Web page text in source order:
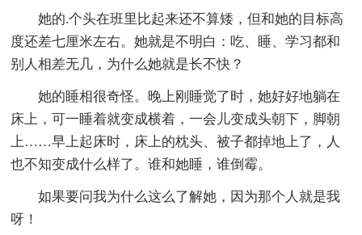
她的.个头在班里比起来还不算矮，但和她的目标高
度还差七厘米左右。她就是不明白：吃、睡、学习都和
别人相差无几，为什么她就是长不快？
她的睡相很奇怪。晚上刚睡觉了时，她好好地躺在
床上，可一睡着就变成横着，一会儿变成头朝下，脚朝
上……早上起床时，床上的枕头、被子都掉地上了，人
也不知变成什么样了。谁和她睡，谁倒霉。
如果要问我为什么这么了解她，因为那个人就是我
呀！